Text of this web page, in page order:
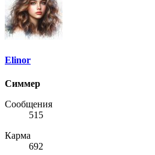
Elinor
Симмер
Сообщения
515
Карма
692